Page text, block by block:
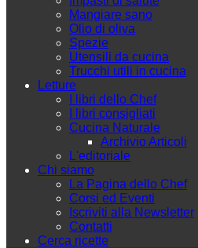
Mangiare sano
Olio di oliva
Spezie
Utensili da cucina
Trucchi utili in cucina
Letture
I libri dello Chef
I libri consigliati
Cucina Naturale
Archivio Articoli
L'editoriale
Chi siamo
La Pagina dello Chef
Corsi ed Eventi
Iscriviti alla Newsletter
Contatti
Cerca ricette